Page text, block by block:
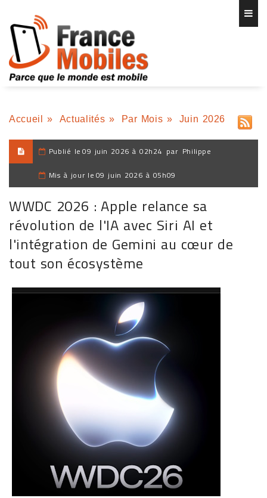
Accueil » Actualités » Par Mois » Juin 2026
Publié le 09 juin 2026 à 02h24 par Philippe
Mis à jour le 09 juin 2026 à 05h09
WWDC 2026 : Apple relance sa
révolution de l'IA avec Siri AI et
l'intégration de Gemini au cœur de
tout son écosystème